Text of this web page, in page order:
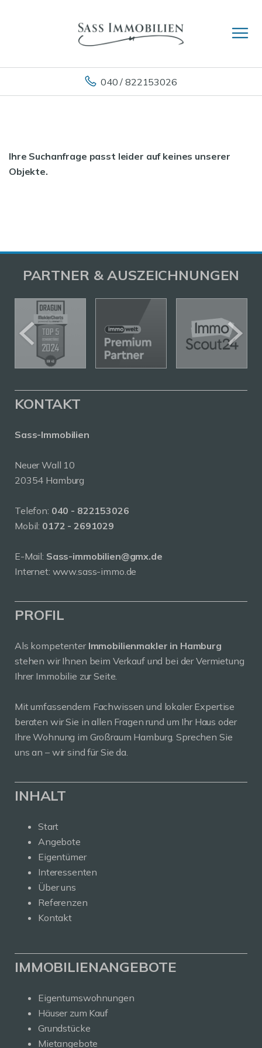
040 / 822153026
Ihre Suchanfrage passt leider auf keines unserer
Objekte.
PARTNER & AUSZEICHNUNGEN
KONTAKT
Sass-Immobilien
Neuer Wall 10
20354 Hamburg
Telefon: 040 - 822153026
Mobil: 0172 - 2691029
E-Mail: Sass-immobilien@gmx.de
Internet: www.sass-immo.de
PROFIL
Als kompetenter Immobilienmakler in Hamburg
stehen wir Ihnen beim Verkauf und bei der Vermietung
Ihrer Immobilie zur Seite.
Mit umfassendem Fachwissen und lokaler Expertise
beraten wir Sie in allen Fragen rund um Ihr Haus oder
Ihre Wohnung im Großraum Hamburg. Sprechen Sie
uns an – wir sind für Sie da.
INHALT
Start
Angebote
Eigentümer
Interessenten
Über uns
Referenzen
Kontakt
IMMOBILIENANGEBOTE
Eigentumswohnungen
Häuser zum Kauf
Grundstücke
Mietangebote